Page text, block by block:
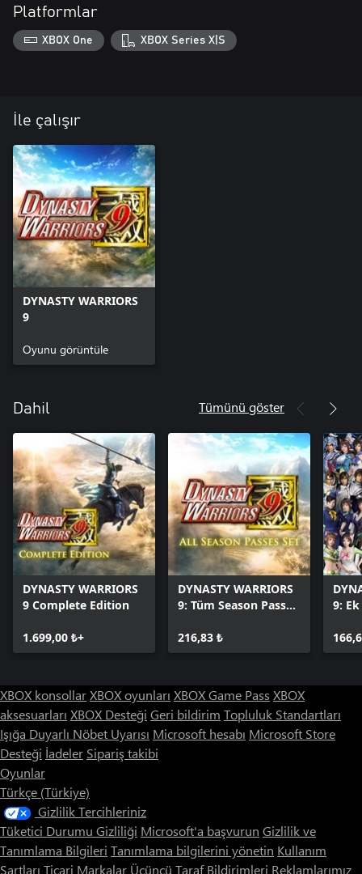
Platformlar
XBOX One XBOX Series X|S
İle çalışır
DYNASTY WARRIORS
9
Oyunu görüntüle
Dahil Tümünü göster
DYNASTY WARRIORS
9 Complete Edition
1.699,00 ₺+
DYNASTY WARRIORS
9: Tüm Season Passes
216,83 ₺
9:
XBOX konsollarXBOX oyunları XBOX Game Pass XBOX
aksesuarları XBOX Desteği Geri bildirim Topluluk Standartları
Işığa Duyarlı Nöbet Uyarısı Microsoft hesabı Microsoft Store
Desteği İadeler Sipariş takibi
Oyunlar
Türkçe (Türkiye)
Gizlilik Tercihleriniz
Tüketici Durumu Gizliliği Microsoft'a başvurun Gizlilik ve
Tanımlama Bilgileri Tanımlama bilgilerini yönetin Kullanım
Şartları Ticari Markalar Üçüncü Taraf Bildirimleri Reklamlarımız